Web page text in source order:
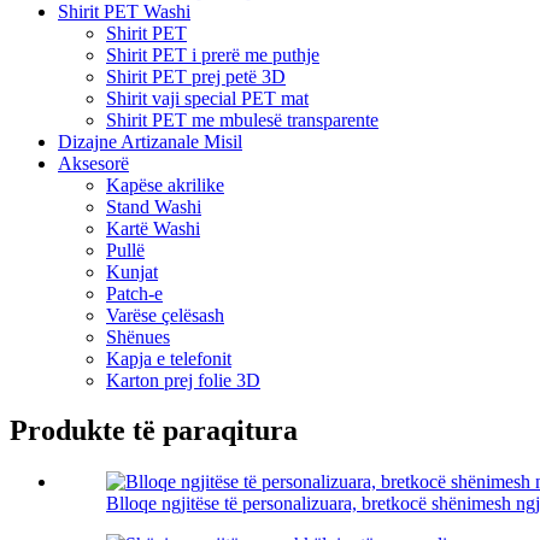
Shirit PET Washi
Shirit PET
Shirit PET i prerë me puthje
Shirit PET prej petë 3D
Shirit vaji special PET mat
Shirit PET me mbulesë transparente
Dizajne Artizanale Misil
Aksesorë
Kapëse akrilike
Stand Washi
Kartë Washi
Pullë
Kunjat
Patch-e
Varëse çelësash
Shënues
Kapja e telefonit
Karton prej folie 3D
Produkte të paraqitura
Blloqe ngjitëse të personalizuara, bretkocë shënimesh